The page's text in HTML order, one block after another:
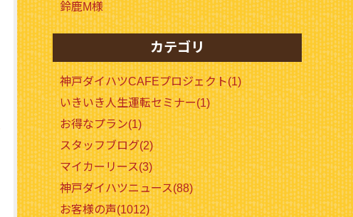
鈴鹿M様
カテゴリ
神戸ダイハツCAFEプロジェクト(1)
いきいき人生運転セミナー(1)
お得なプラン(1)
スタッフブログ(2)
マイカーリース(3)
神戸ダイハツニュース(88)
お客様の声(1012)